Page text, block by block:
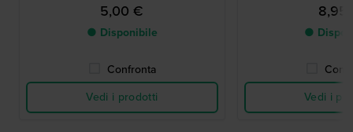
5,00 €
● Disponibile
Confronta
Vedi i prodotti
8,95
●
Vedi i